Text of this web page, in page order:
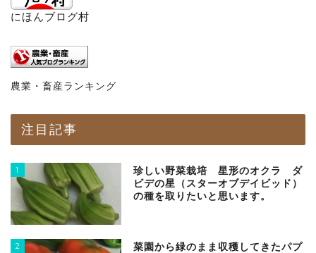
にほんブログ村
農業・畜産ランキング
注目記事
1
珍しい野菜栽培 星形のオクラ ダ
ビデの星（スターオブデイビッド）
の種を取りたいと思います。
2
菜園から緑のまま収穫してきたパプ